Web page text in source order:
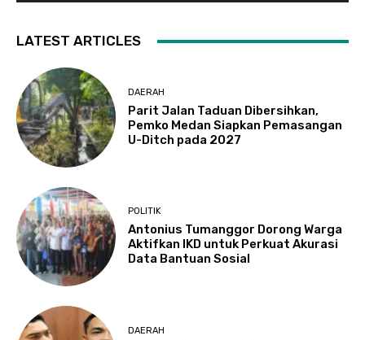
LATEST ARTICLES
DAERAH
Parit Jalan Taduan Dibersihkan,
Pemko Medan Siapkan Pemasangan
U-Ditch pada 2027
POLITIK
Antonius Tumanggor Dorong Warga
Aktifkan IKD untuk Perkuat Akurasi
Data Bantuan Sosial
DAERAH